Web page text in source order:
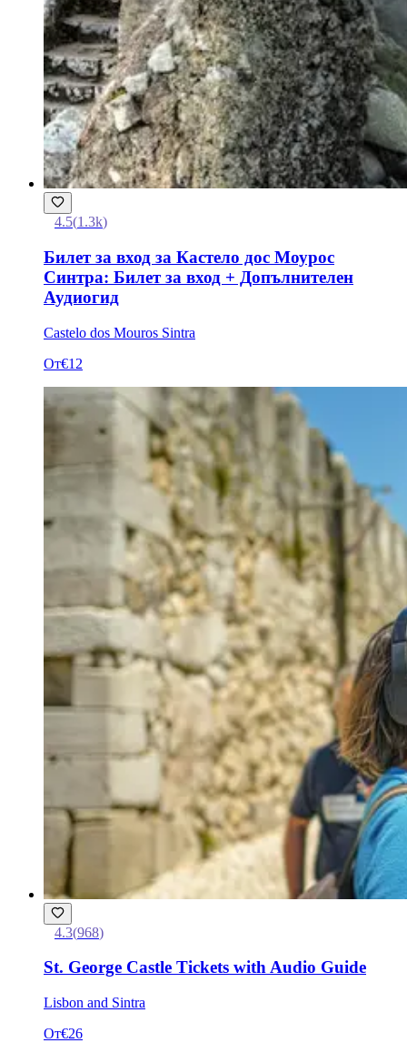
4.5(1.3k)
Билет за вход за Кастело дос Моурос
Синтра: Билет за вход + Допълнителен
Аудиогид
Castelo dos Mouros Sintra
От€12
4.3(968)
St. George Castle Tickets with Audio Guide
Lisbon and Sintra
От€26